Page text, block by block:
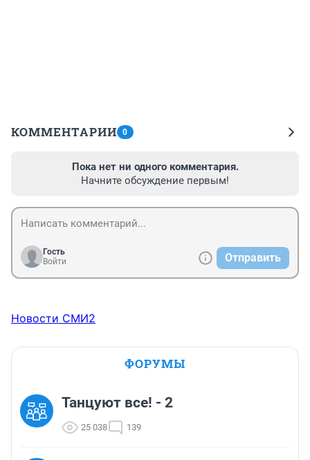
КОММЕНТАРИИ 0
Пока нет ни одного комментария.
Начните обсуждение первым!
Гость
Войти
Отправить
Новости СМИ2
ФОРУМЫ
Танцуют все! - 2
25 038 139